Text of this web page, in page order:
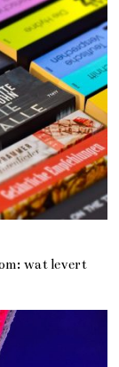
wat levert